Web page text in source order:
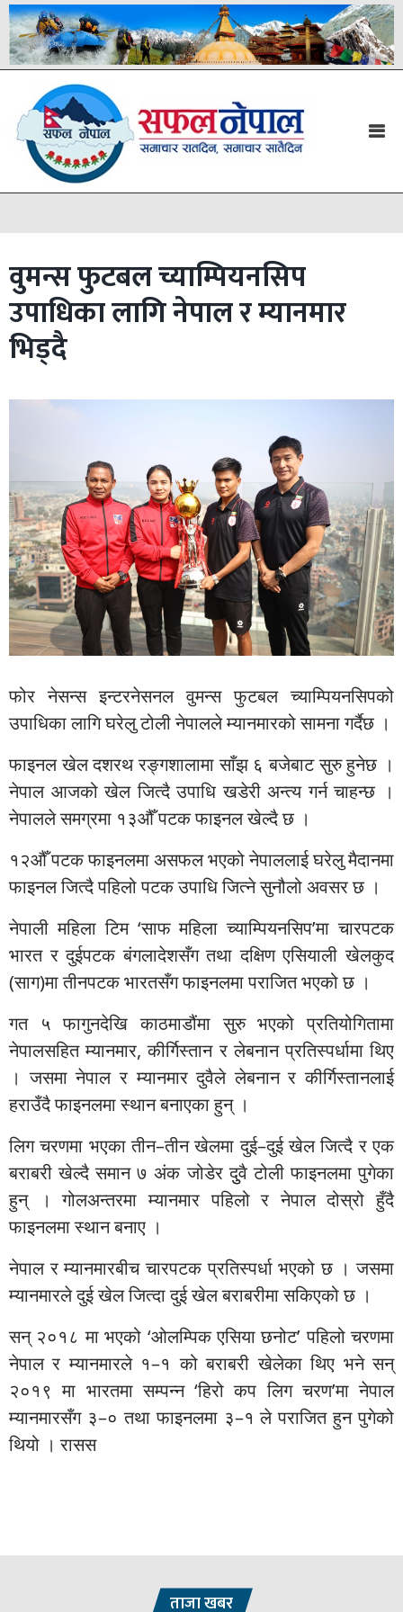
वुमन्स फुटबल च्याम्पियनसिप
उपाधिका लागि नेपाल र म्यानमार
भिड्दै
फोर नेसन्स इन्टरनेसनल वुमन्स फुटबल च्याम्पियनसिपको
उपाधिका लागि घरेलु टोली नेपालले म्यानमारको सामना गर्दैछ ।
फाइनल खेल दशरथ रङ्गशालामा साँझ ६ बजेबाट सुरु हुनेछ ।
नेपाल आजको खेल जित्दै उपाधि खडेरी अन्त्य गर्न चाहन्छ ।
नेपालले समग्रमा १३औँ पटक फाइनल खेल्दै छ ।
१२औँ पटक फाइनलमा असफल भएको नेपाललाई घरेलु मैदानमा
फाइनल जित्दै पहिलो पटक उपाधि जित्ने सुनौलो अवसर छ ।
नेपाली महिला टिम ‘साफ महिला च्याम्पियनसिप’मा चारपटक
भारत र दुईपटक बंगलादेशसँग तथा दक्षिण एसियाली खेलकुद
(साग)मा तीनपटक भारतसँग फाइनलमा पराजित भएको छ ।
गत ५ फागुनदेखि काठमाडौंमा सुरु भएको प्रतियोगितामा
नेपालसहित म्यानमार, कीर्गिस्तान र लेबनान प्रतिस्पर्धामा थिए
। जसमा नेपाल र म्यानमार दुवैले लेबनान र कीर्गिस्तानलाई
हराउँदै फाइनलमा स्थान बनाएका हुन् ।
लिग चरणमा भएका तीन–तीन खेलमा दुई–दुई खेल जित्दै र एक
बराबरी खेल्दै समान ७ अंक जोडेर दुुवै टोली फाइनलमा पुगेका
हुन् । गोलअन्तरमा म्यानमार पहिलो र नेपाल दोस्रो हुँदै
फाइनलमा स्थान बनाए ।
नेपाल र म्यानमारबीच चारपटक प्रतिस्पर्धा भएको छ । जसमा
म्यानमारले दुई खेल जित्दा दुई खेल बराबरीमा सकिएको छ ।
सन् २०१८ मा भएको ‘ओलम्पिक एसिया छनोट’ पहिलो चरणमा
नेपाल र म्यानमारले १–१ को बराबरी खेलेका थिए भने सन्
२०१९ मा भारतमा सम्पन्न ‘हिरो कप लिग चरण’मा नेपाल
म्यानमारसँग ३–० तथा फाइनलमा ३–१ ले पराजित हुन पुगेको
थियो । रासस
ताजा खबर